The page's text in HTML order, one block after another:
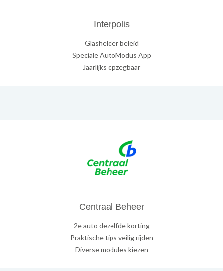
Interpolis
Glashelder beleid
Speciale AutoModus App
Jaarlijks opzegbaar
Centraal Beheer
2e auto dezelfde korting
Praktische tips veilig rijden
Diverse modules kiezen